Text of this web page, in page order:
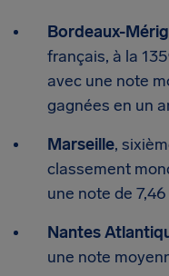
Bordeaux-
français, à la
avec une note
gagnées en un
Marseille,
classement
une note de 7,46
Nantes
une note